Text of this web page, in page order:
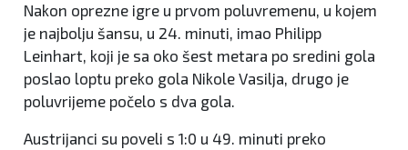
Nakon oprezne igre u prvom poluvremenu, u kojem
je najbolju šansu, u 24. minuti, imao Philipp
Leinhart, koji je sa oko šest metara po sredini gola
poslao loptu preko gola Nikole Vasilja, drugo je
poluvrijeme počelo s dva gola.
Austrijanci su poveli s 1:0 u 49. minuti preko